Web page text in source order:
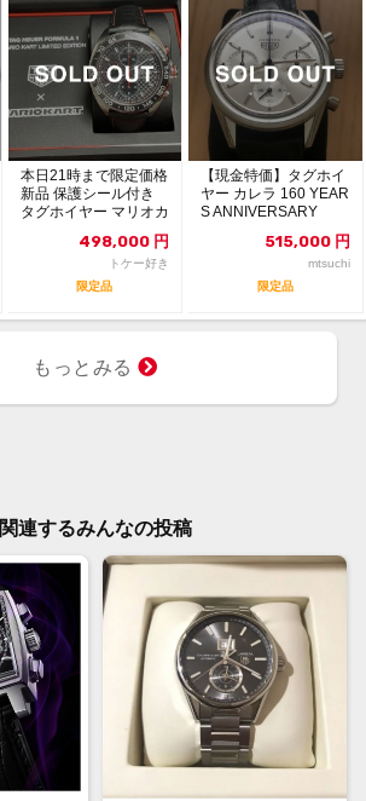
本日21時まで限定価格
新品 保護シール付き
タグホイヤー マリオカ
498,000 円
トケー好き
限定品
【現金特価】タグホイ
ヤー カレラ 160 YEAR
S ANNIVERSARY
515,000 円
mtsuchi
限定品
もっとみる
関連するみんなの投稿